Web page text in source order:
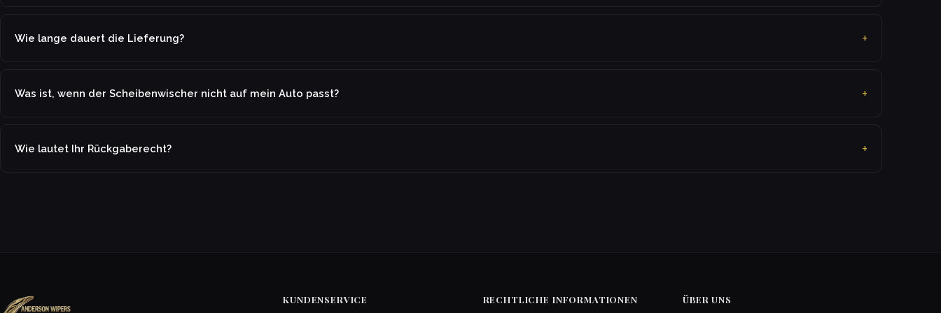
Wie lange dauert die Lieferung?
Was ist, wenn der Scheibenwischer nicht auf mein Auto passt?
Wie lautet Ihr Rückgaberecht?
KUNDENSERVICE RECHTLICHE INFORMATIONEN ÜBER UNS